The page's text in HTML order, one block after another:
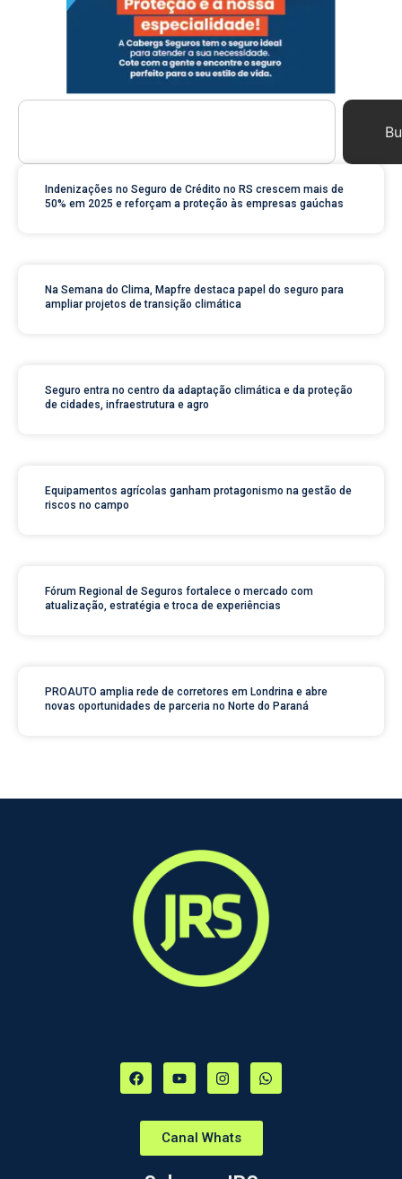
Indenizações no Seguro de Crédito no RS crescem mais de
50% em 2025 e reforçam a proteção às empresas gaúchas
Na Semana do Clima, Mapfre destaca papel do seguro para
ampliar projetos de transição climática
Seguro entra no centro da adaptação climática e da proteção
de cidades, infraestrutura e agro
Equipamentos agrícolas ganham protagonismo na gestão de
riscos no campo
Fórum Regional de Seguros fortalece o mercado com
atualização, estratégia e troca de experiências
PROAUTO amplia rede de corretores em Londrina e abre
novas oportunidades de parceria no Norte do Paraná
Canal Whats